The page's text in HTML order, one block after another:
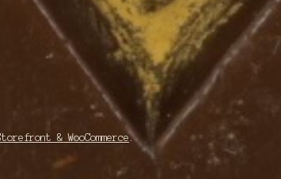
& WooCommerce.